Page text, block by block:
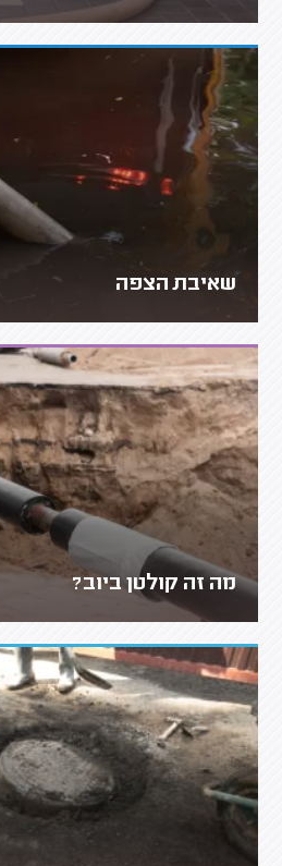
שאיבת הצפה
מה זה קולטן ביוב?